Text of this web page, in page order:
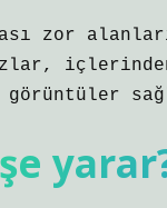
zor
içlerinden
görüntüler